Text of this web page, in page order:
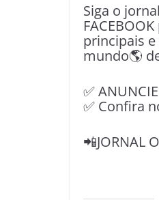
Siga o
principais
mundo🌎
✅
✅ Confira
📲JORNAL